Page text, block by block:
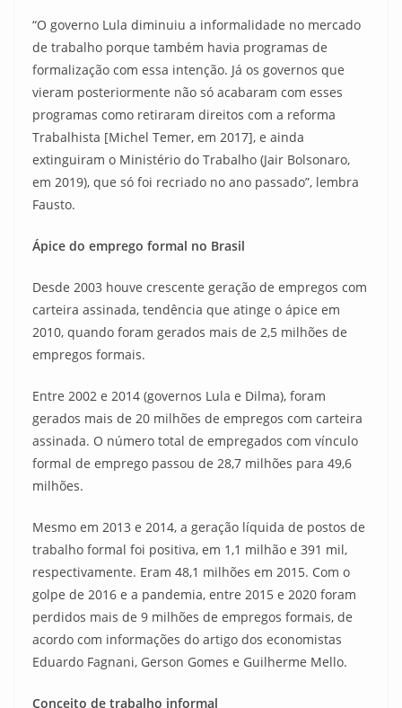
“O governo Lula diminuiu a informalidade no mercado
de trabalho porque também havia programas de
formalização com essa intenção. Já os governos que
vieram posteriormente não só acabaram com esses
programas como retiraram direitos com a reforma
Trabalhista [Michel Temer, em 2017], e ainda
extinguiram o Ministério do Trabalho (Jair Bolsonaro,
em 2019), que só foi recriado no ano passado”, lembra
Fausto.
Ápice do emprego formal no Brasil
Desde 2003 houve crescente geração de empregos com
carteira assinada, tendência que atinge o ápice em
2010, quando foram gerados mais de 2,5 milhões de
empregos formais.
Entre 2002 e 2014 (governos Lula e Dilma), foram
gerados mais de 20 milhões de empregos com carteira
assinada. O número total de empregados com vínculo
formal de emprego passou de 28,7 milhões para 49,6
milhões.
Mesmo em 2013 e 2014, a geração líquida de postos de
trabalho formal foi positiva, em 1,1 milhão e 391 mil,
respectivamente. Eram 48,1 milhões em 2015. Com o
golpe de 2016 e a pandemia, entre 2015 e 2020 foram
perdidos mais de 9 milhões de empregos formais, de
acordo com informações do artigo dos economistas
Eduardo Fagnani, Gerson Gomes e Guilherme Mello.
Conceito de trabalho informal